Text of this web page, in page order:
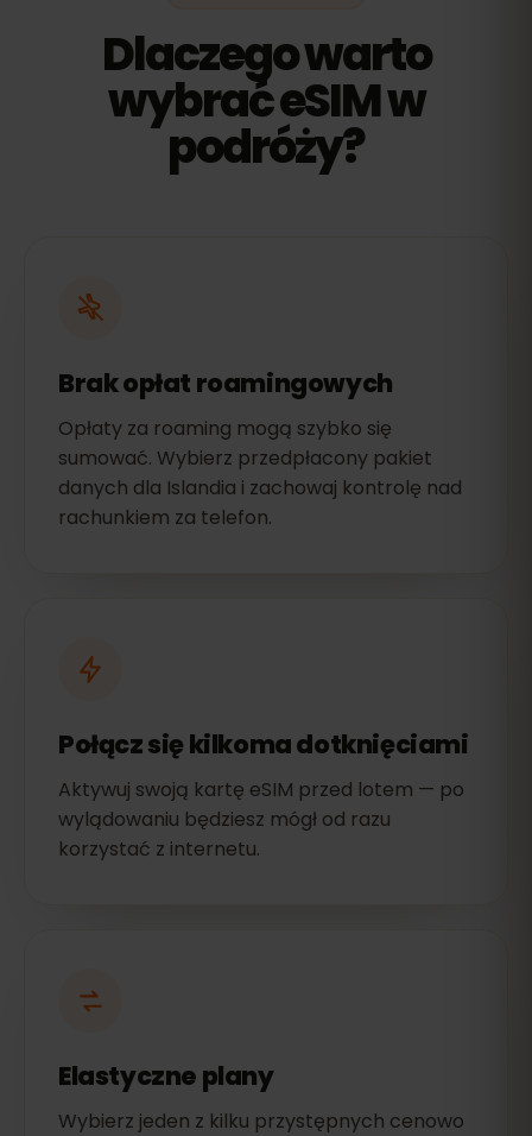
Dlaczego warto
wybrać eSIM w
podróży?
Brak opłat roamingowych
Opłaty za roaming mogą szybko się
sumować. Wybierz przedpłacony pakiet
danych dla Islandia i zachowaj kontrolę nad
rachunkiem za telefon.
Połącz się kilkoma dotknięciami
Aktywuj swoją kartę eSIM przed lotem — po
wylądowaniu będziesz mógł od razu
korzystać z internetu.
Elastyczne plany
Wybierz jeden z kilku przystępnych cenowo